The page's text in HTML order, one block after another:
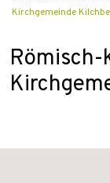
Kirchgemeinde